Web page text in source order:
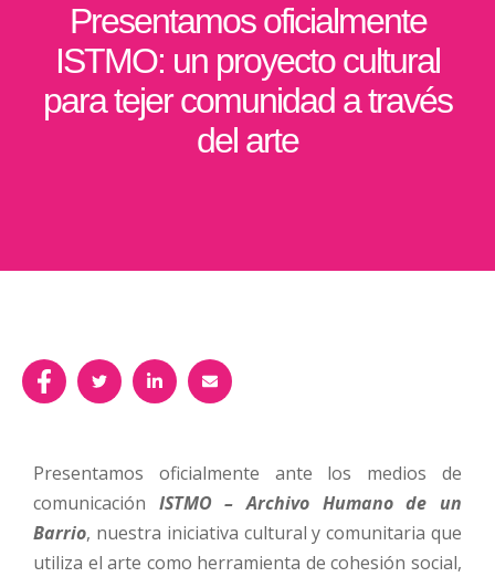
Presentamos oficialmente
ISTMO: un proyecto cultural
para tejer comunidad a través
del arte
Presentamos oficialmente ante los medios de
comunicación ISTMO – Archivo Humano de un
Barrio, nuestra iniciativa cultural y comunitaria que
utiliza el arte como herramienta de cohesión social,